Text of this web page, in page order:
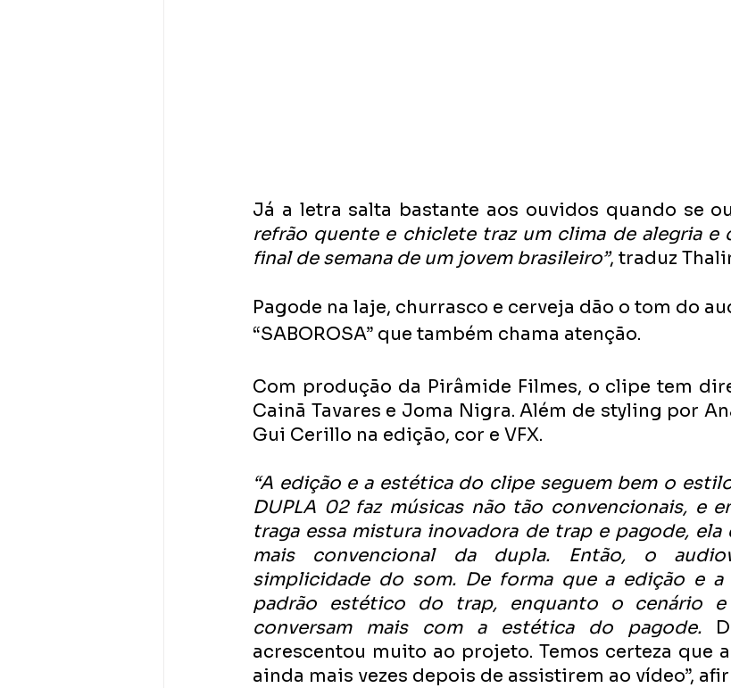
Já a letra salta bastante aos ouvidos quando se
refrão quente e chiclete traz um clima de alegria e
final de semana de um jovem brasileiro”, traduz
Pagode na laje, churrasco e cerveja dão o tom do
“SABOROSA” que também chama atenção.
Com produção da Pirâmide Filmes, o clipe tem
Cainã Tavares e Joma Nigra. Além de styling por
Gui Cerillo na edição, cor e VFX.
“A edição e a estética do clipe seguem bem o
DUPLA 02 faz músicas não tão convencionais, e
traga essa mistura inovadora de trap e pagode, ela
mais convencional da dupla. Então, o
simplicidade do som. De forma que a edição e a
padrão estético do trap, enquanto o cenário
conversam mais com a estética do pagode.
acrescentou muito ao projeto. Temos certeza que
ainda mais vezes depois de assistirem ao vídeo”,